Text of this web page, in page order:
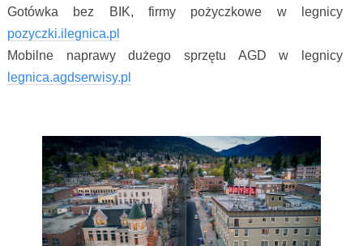
Gotówka bez BIK, firmy pożyczkowe w legnicy
pozyczki.ilegnica.pl
Mobilne naprawy dużego sprzętu AGD w legnicy
legnica.agdserwisy.pl